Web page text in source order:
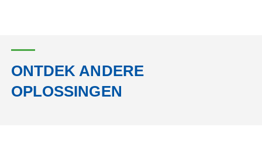
ONTDEK ANDERE
OPLOSSINGEN